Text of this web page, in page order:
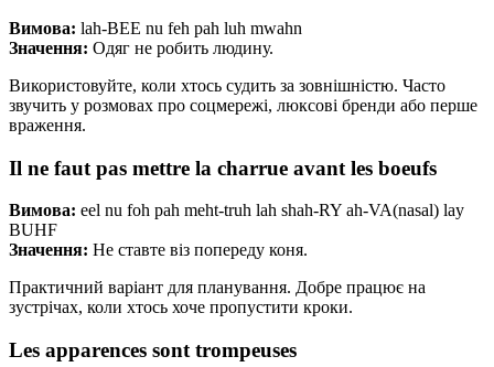
Вимова: lah-BEE nu feh pah luh mwahn
Значення: Одяг не робить людину.
Використовуйте, коли хтось судить за зовнішністю. Часто
звучить у розмовах про соцмережі, люксові бренди або перше
враження.
Il ne faut pas mettre la charrue avant les boeufs
Вимова: eel nu foh pah meht-truh lah shah-RY ah-VA(nasal) lay
BUHF
Значення: Не ставте віз попереду коня.
Практичний варіант для планування. Добре працює на
зустрічах, коли хтось хоче пропустити кроки.
Les apparences sont trompeuses